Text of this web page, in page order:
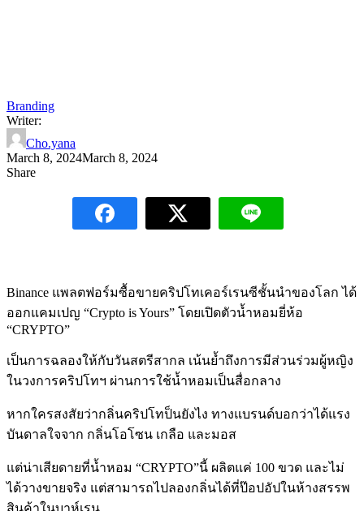
Branding
Writer:
Cho.yana
March 8, 2024March 8, 2024
Share
Binance แพลตฟอร์มซื้อขายคริปโทเคอร์เรนซีชั้นนำของโลก ได้
ออกแคมเปญ “Crypto is Yours” โดยเปิดตัวน้ำหอมยี่ห้อ
“CRYPTO”
เป็นการฉลองให้กับวันสตรีสากล เน้นย้ำถึงการมีส่วนร่วมผู้หญิง
ในวงการคริปโทฯ ผ่านการใช้น้ำหอมเป็นสื่อกลาง
หากใครสงสัยว่ากลิ่นคริปโทป็นยังไง ทางแบรนด์บอกว่าได้แรง
บันดาลใจจาก กลิ่นโอโซน เกลือ และมอส
แต่น่าเสียดายที่น้ำหอม “CRYPTO”นี้ ผลิตแค่ 100 ขวด และไม่
ได้วางขายจริง แต่สามารถไปลองกลิ่นได้ที่ป๊อปอัปในห้างสรรพ
สินค้าในบาห์เรน